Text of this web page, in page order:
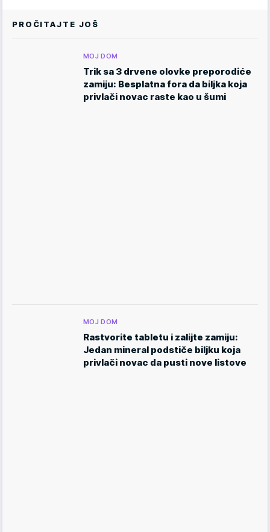
PROČITAJTE JOŠ
MOJ DOM
Trik sa 3 drvene olovke preporodiće
zamiju: Besplatna fora da biljka koja
privlači novac raste kao u šumi
MOJ DOM
Rastvorite tabletu i zalijte zamiju:
Jedan mineral podstiče biljku koja
privlači novac da pusti nove listove